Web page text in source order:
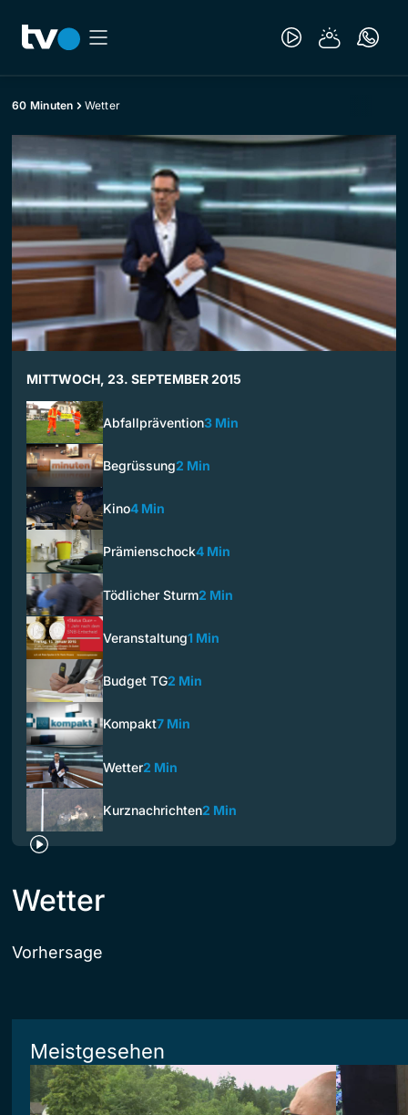
60 Minuten Wetter
MITTWOCH, 23. SEPTEMBER 2015
Abfallprävention3 Min
Begrüssung2 Min
Kino4 Min
Prämienschock4 Min
Tödlicher Sturm2 Min
Veranstaltung1 Min
Budget TG2 Min
Kompakt7 Min
Wetter2 Min
Kurznachrichten2 Min
Wetter
Vorhersage
Meistgesehen